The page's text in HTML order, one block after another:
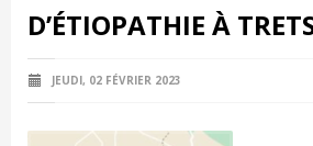
D’ÉTIOPATHIE À
JEUDI, 02 FÉVRIER 2023